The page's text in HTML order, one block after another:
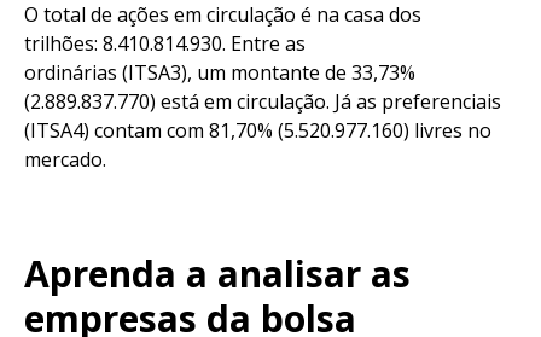
O total de ações em circulação é na casa dos
trilhões: 8.410.814.930. Entre as
ordinárias (ITSA3), um montante de 33,73%
(2.889.837.770) está em circulação. Já as preferenciais
(ITSA4) contam com 81,70% (5.520.977.160) livres no
mercado.
Aprenda a analisar as
empresas da bolsa